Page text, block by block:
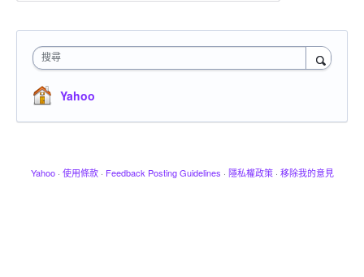
搜尋
Yahoo
Yahoo · 使用條款 · Feedback Posting Guidelines · 隱私權政策 · 移除我的意見